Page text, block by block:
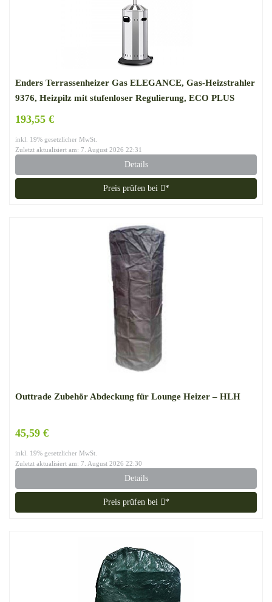
Enders Terrassenheizer Gas ELEGANCE, Gas-Heizstrahler
9376, Heizpilz mit stufenloser Regulierung, ECO PLUS
193,55 €
inkl. 19% gesetzlicher MwSt.
Zuletzt aktualisiert am: 7. August 2026 22:31
Details
Preis prüfen bei *
Outtrade Zubehör Abdeckung für Lounge Heizer – HLH
45,59 €
inkl. 19% gesetzlicher MwSt.
Zuletzt aktualisiert am: 7. August 2026 22:30
Details
Preis prüfen bei *